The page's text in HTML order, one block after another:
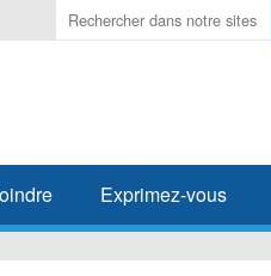
Enter
the
searchExprimez-vous